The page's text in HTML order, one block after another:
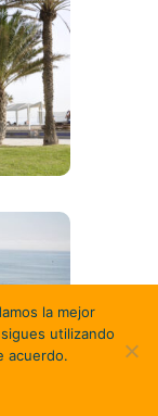
la mejor
utilizando
acuerdo.